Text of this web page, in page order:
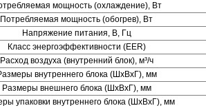
мощность (охлаждение), Вт
Потребляемая мощность (обогрев), Вт
Напряжение питания, В, Гц
Класс энергоэффективности (EER)
Расход воздуха (внутренний блок), м³/ч
внутреннего блока (ШхВхГ), мм
Размеры внешнего блока (ШхВхГ), мм
упаковки внутреннего блока (ШхВхГ), мм